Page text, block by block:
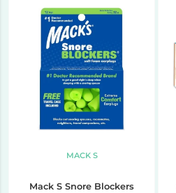
MACK S
Mack S Snore Blockers